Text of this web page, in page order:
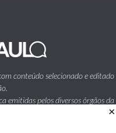
×
conteúdo selecionado e editado
emitidas pelos diversos órgãos da